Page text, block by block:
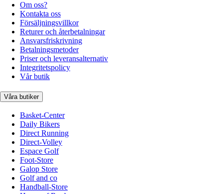
Om oss?
Kontakta oss
Försäljningsvillkor
Returer och återbetalningar
Ansvarsfriskrivning
Betalningsmetoder
Priser och leveransalternativ
Integritetspolicy
Vår butik
Våra butiker
Basket-Center
Daily Bikers
Direct Running
Direct-Volley
Espace Golf
Foot-Store
Galop Store
Golf and co
Handball-Store